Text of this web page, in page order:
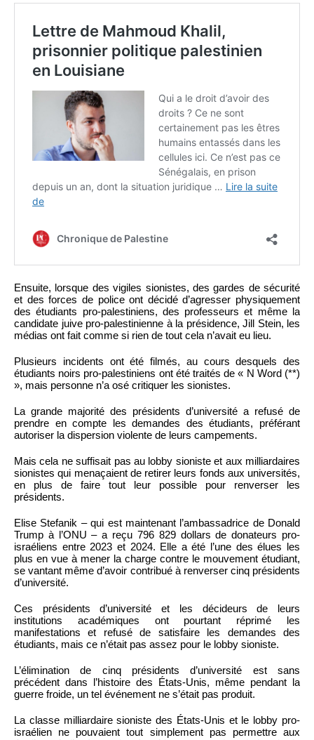
Ensuite, lorsque des vigiles sionistes, des gardes de sécurité
et des forces de police ont décidé d’agresser physiquement
des étudiants pro-palestiniens, des professeurs et même la
candidate juive pro-palestinienne à la présidence, Jill Stein, les
médias ont fait comme si rien de tout cela n’avait eu lieu.
Plusieurs incidents ont été filmés, au cours desquels des
étudiants noirs pro-palestiniens ont été traités de « N Word (**)
», mais personne n’a osé critiquer les sionistes.
La grande majorité des présidents d’université a refusé de
prendre en compte les demandes des étudiants, préférant
autoriser la dispersion violente de leurs campements.
Mais cela ne suffisait pas au lobby sioniste et aux milliardaires
sionistes qui menaçaient de retirer leurs fonds aux universités,
en plus de faire tout leur possible pour renverser les
présidents.
Elise Stefanik – qui est maintenant l’ambassadrice de Donald
Trump à l’ONU – a reçu 796 829 dollars de donateurs pro-
israéliens entre 2023 et 2024. Elle a été l’une des élues les
plus en vue à mener la charge contre le mouvement étudiant,
se vantant même d’avoir contribué à renverser cinq présidents
d’université.
Ces présidents d’université et les décideurs de leurs
institutions académiques ont pourtant réprimé les
manifestations et refusé de satisfaire les demandes des
étudiants, mais ce n’était pas assez pour le lobby sioniste.
L’élimination de cinq présidents d’université est sans
précédent dans l’histoire des États-Unis, même pendant la
guerre froide, un tel événement ne s’était pas produit.
La classe milliardaire sioniste des États-Unis et le lobby pro-
israélien ne pouvaient tout simplement pas permettre aux